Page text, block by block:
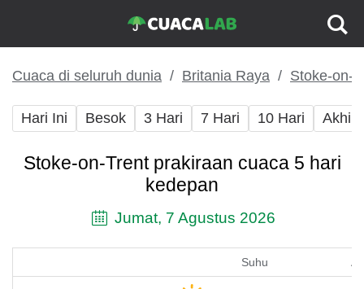
Cuaca di seluruh dunia Britania Raya Stoke-on-
Hari Ini Besok 3 Hari 7 Hari 10 Hari Akhir
Stoke-on-Trent prakiraan cuaca 5 hari
kedepan
Jumat, 7 Agustus 2026
Suhu